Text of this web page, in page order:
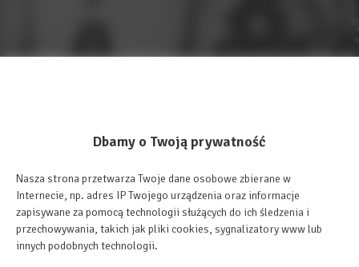
Dbamy o Twoją prywatność
Nasza strona przetwarza Twoje dane osobowe zbierane w
Internecie, np. adres IP Twojego urządzenia oraz informacje
zapisywane za pomocą technologii służących do ich śledzenia i
przechowywania, takich jak pliki cookies, sygnalizatory www lub
innych podobnych technologii.